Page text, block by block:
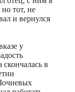
тот, не
и вернулся
у
в